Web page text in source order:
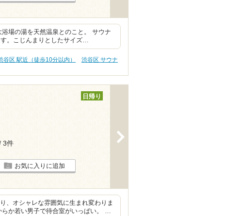
場の湯を天然温泉とのこと。 サウナ
。こじんまりとしたサイズ…
谷区 駅近（徒歩10分以内）
渋谷区 サウナ
日帰り
3件
お気に入りに追加
、オシャレな雰囲気に生まれ変わりま
らか若い男子で待合室がいっぱい。 …